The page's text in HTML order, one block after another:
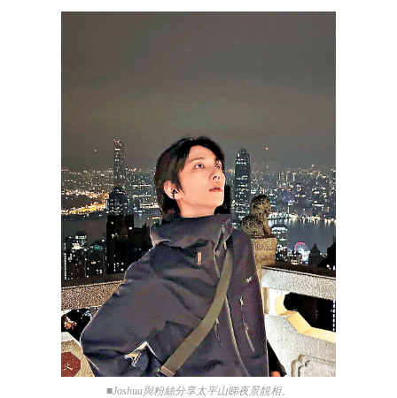
■Joshua與粉絲分享太平山睇夜景靚相。